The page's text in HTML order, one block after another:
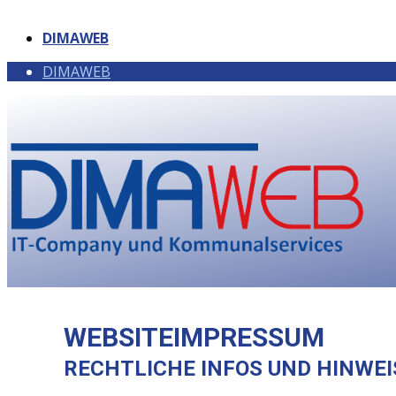
DIMAWEB
DIMAWEB
WEBSITEIMPRESSUM
RECHTLICHE INFOS UND